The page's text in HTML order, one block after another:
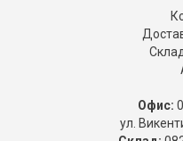
Офис:
ул.